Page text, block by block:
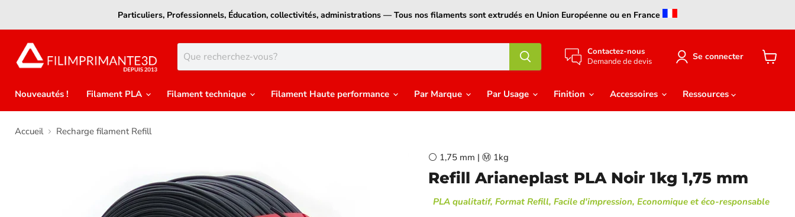
Particuliers, Professionnels, Éducation, collectivités, administrations — Tous nos filaments sont extrudés en Union Européenne ou en France
Contactez-nous
Demande de devis
Se connecter
Voir
Nouveautés ! Filament PLA Filament technique Filament Haute performance Par Marque Par Usage Finition Accessoires Ressources
Accueil Recharge filament Refill
⚪ 1,75 mm | Ⓜ️ 1kg
Refill Arianeplast PLA Noir 1kg 1,75 mm
PLA qualitatif, Format Refill, Facile d'impression, Economique et éco-responsable